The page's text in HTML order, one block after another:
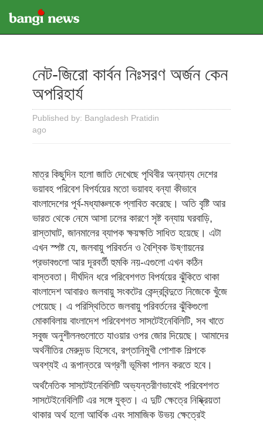
নেট-জিরো কার্বন নিঃসরণ অর্জন কেন
অপরিহার্য
Published by: Bangladesh Pratidin
ago
মাত্র কিছুদিন হলো জাতি দেখেছে পৃথিবীর অন্যান্য দেশের
ভয়াবহ পরিবেশ বিপর্যয়ের মতো ভয়াবহ বন্যা কীভাবে
বাংলাদেশের পূর্ব-মধ্যাঞ্চলকে প্লাবিত করেছে। অতি বৃষ্টি আর
ভারত থেকে নেমে আসা ঢলের কারণে সৃষ্ট বন্যায় ঘরবাড়ি,
রাস্তাঘাট, জানমালের ব্যাপক ক্ষয়ক্ষতি সাধিত হয়েছে। এটা
এখন স্পষ্ট যে, জলবায়ু পরিবর্তন ও বৈশ্বিক উষ্ণায়নের
প্রভাবগুলো আর দূরবর্তী হুমকি নয়-এগুলো এখন কঠিন
বাস্তবতা। দীর্ঘদিন ধরে পরিবেশগত বিপর্যয়ের ঝুঁকিতে থাকা
বাংলাদেশ আবারও জলবায়ু সংকটের কেন্দ্রবিন্দুতে নিজেকে খুঁজে
পেয়েছে। এ পরিস্থিতিতে জলবায়ু পরিবর্তনের ঝুঁকিগুলো
মোকাবিলায় বাংলাদেশ পরিবেশগত সাসটেইনেবিলিটি, সব খাতে
সবুজ অনুশীলনগুলোতে যাওয়ার ওপর জোর দিয়েছে। আমাদের
অর্থনীতির মেরুদন্ড হিসেবে, রপ্তানিমুখী পোশাক শিল্পকে
অবশ্যই এ রূপান্তরে অগ্রণী ভূমিকা পালন করতে হবে।
অর্থনৈতিক সাসটেইনেবিলিটি অভ্যন্তরীণভাবেই পরিবেশগত
সাসটেইনেবিলিটি এর সঙ্গে যুক্ত। এ দুটি ক্ষেত্রে নিষ্ক্রিয়তা
থাকার অর্থ হলো আর্থিক এবং সামাজিক উভয় ক্ষেত্রেই